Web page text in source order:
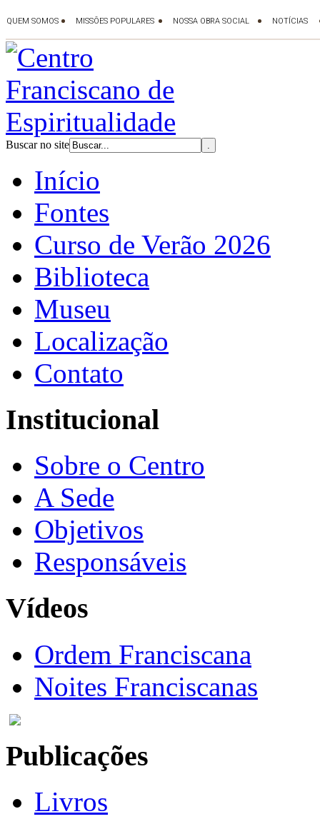
Buscar no site
Início
Fontes
Curso de Verão 2026
Biblioteca
Museu
Localização
Contato
Institucional
Sobre o Centro
A Sede
Objetivos
Responsáveis
Vídeos
Ordem Franciscana
Noites Franciscanas
Publicações
Livros